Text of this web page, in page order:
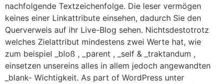
nachfolgende Textzeichenfolge. Die leser vermögen
keines einer Linkattribute einsehen, dadurch Sie den
Querverweis auf ihr Live-Blog sehen. Nichtsdestotrotz
welches Zielattribut mindestens zwei Werte hat, wie
zum beispiel _bloß , _parent , _self & _traktandum ,
einsetzen unsereins alles in allem jedoch angewandten
_blank- Wichtigkeit. As part of WordPress unter